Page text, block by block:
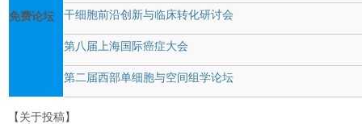
免费论坛 干细胞前沿创新与临床转化研讨会
第八届上海国际癌症大会
第二届西部单细胞与空间组学论坛
【关于投稿】